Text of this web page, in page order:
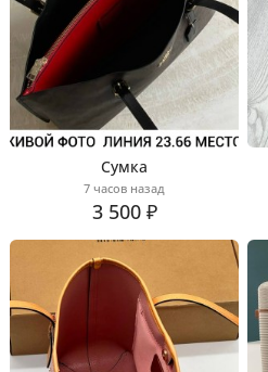
Сумка
7 часов назад
3 500 ₽